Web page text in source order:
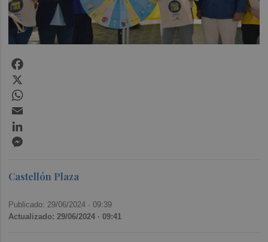
Castellón Plaza
Publicado: 29/06/2024 ·09:39
Actualizado: 29/06/2024 · 09:41